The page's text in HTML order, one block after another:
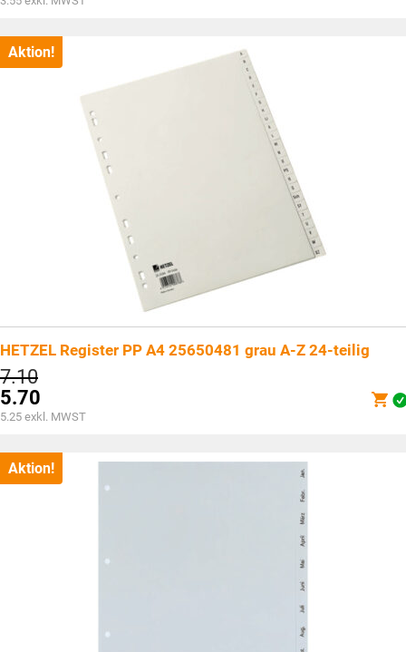
CHF5.20
ist:
CHF3.85.
Aktion!
HETZEL Register PP A4 25650481 grau A-Z 24-teilig
7.10Ursprünglicher
Preis
war:
CHF7.10
5.70
Aktueller
ist:
CHF5.70.
5.25 exkl. MWST
Aktion!